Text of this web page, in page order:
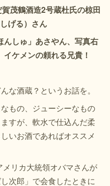
茂鶴酒造2号蔵杜氏の椋田
げる）さん
んしゅ」あさやん、写真右
ケメンの頼れる兄貴！
な酒蔵？というお話を。
もの、ジューシーなもの
すが、軟水で仕込んだ柔
いお酒であればオススメ
リカ大統領オバマさんが
次郎」で会食したときに